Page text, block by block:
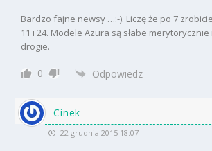
Bardzo fajne newsy …:-). Liczę że po 7
11 i 24. Modele Azura są słabe
drogie.
0 Odpowiedz
Cinek
22 grudnia 2015 18:07